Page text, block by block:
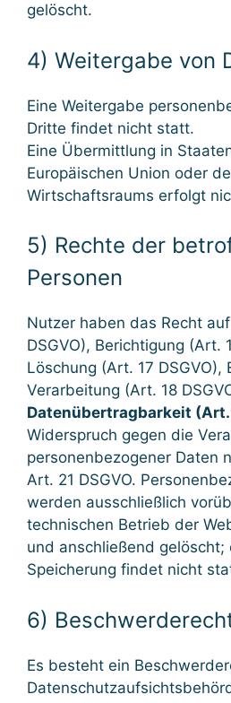
gelöscht.
4) Weitergabe von
Eine Weitergabe
Dritte findet nicht statt.
Eine Übermittlung in
Europäischen Union oder
Wirtschaftsraums erfolgt
5) Rechte der
Personen
Nutzer haben das Recht
DSGVO), Berichtigung (Art.
Löschung (Art. 17 DSGVO),
Verarbeitung (Art. 18
Datenübertragbarkeit (Art.
Widerspruch gegen die
personenbezogener Daten
Art. 21 DSGVO.
werden ausschließlich
technischen Betrieb der
und anschließend gelöscht;
Speicherung findet nicht
6)
Es besteht ein